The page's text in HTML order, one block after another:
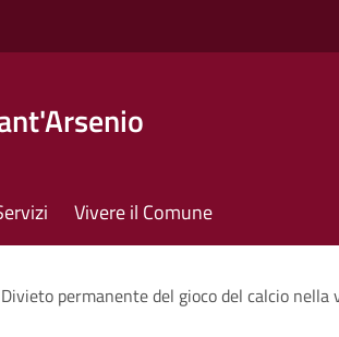
Vivere il Comune
Divieto permanente del gioco del calcio nella